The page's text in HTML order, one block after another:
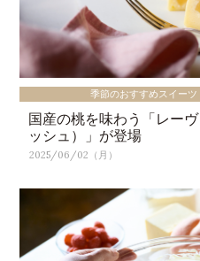
季節のおすすめスイーツ
国産の桃を味わう「レー
ッシュ）」が登場
2025/06/02（月）